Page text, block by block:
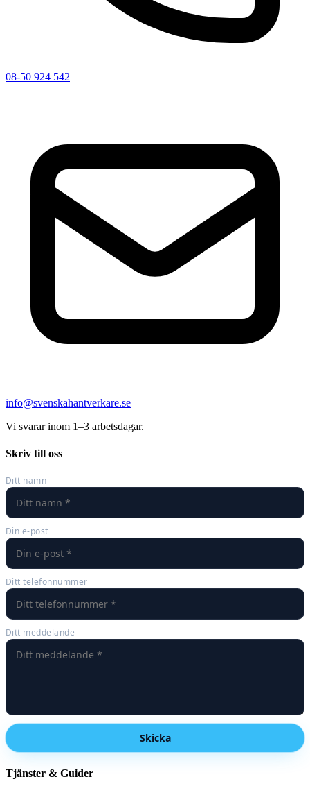
08-50 924 542
info@svenskahantverkare.se
Vi svarar inom 1–3 arbetsdagar.
Skriv till oss
Ditt namn
Din e-post
Ditt telefonnummer
Ditt meddelande
Skicka
Tjänster & Guider